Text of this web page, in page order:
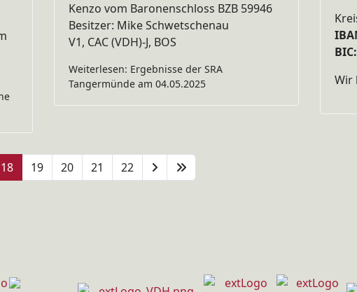
Kenzo vom Baronenschloss BZB 59946
Besitzer: Mike Schwetschenau
V1, CAC (VDH)-J, BOS
Weiterlesen: Ergebnisse der SRA
Tangermünde am 04.05.2025
Wir
18 19 20 21 22